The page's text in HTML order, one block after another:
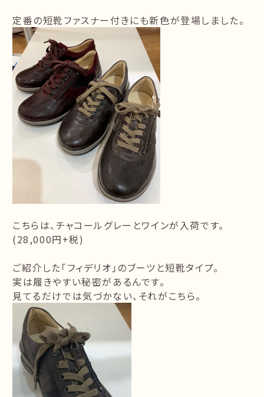
定番の短靴ファスナー付きにも新色が登場しました。
こちらは、チャコールグレーとワインが入荷です。
(28,000円+税)
ご紹介した「フィデリオ」のブーツと短靴タイプ。
実は履きやすい秘密があるんです。
見てるだけでは気づかない、それがこちら。